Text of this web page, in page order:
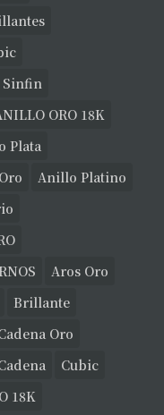
ORO 18K
Plata
Anillo Platino
Aros Oro
Brillante
Oro
Cubic
18K